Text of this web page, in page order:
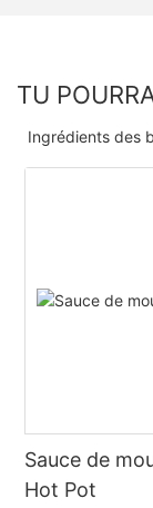
TU
Ingrédients des
Sauce de
Hot Pot